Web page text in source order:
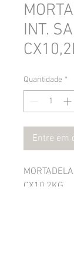
INT.
Quantidade *
Entre em
CX10,2KG